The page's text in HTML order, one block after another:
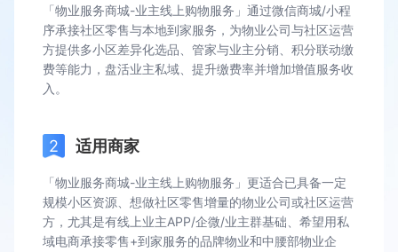
「物业服务商城-业主线上购物服务」通过微信商城/小程
序承接社区零售与本地到家服务，为物业公司与社区运营
方提供多小区差异化选品、管家与业主分销、积分联动缴
费等能力，盘活业主私域、提升缴费率并增加增值服务收
入。
适用商家
「物业服务商城-业主线上购物服务」更适合已具备一定
规模小区资源、想做社区零售增量的物业公司或社区运营
方，尤其是有线上业主APP/企微/业主群基础、希望用私
域电商承接零售+到家服务的品牌物业和中腰部物业企